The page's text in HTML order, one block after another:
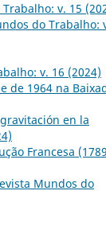
v. 15
do Trabalho:
v. 16 (2024)
de 1964 na
en la
Francesa
Mundos do